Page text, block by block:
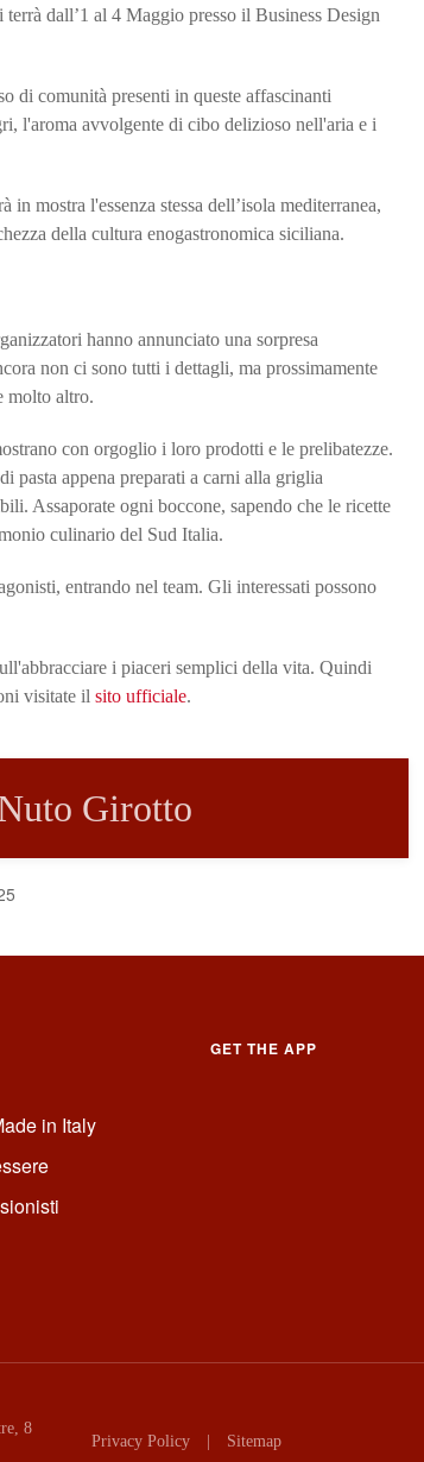
dall’1 al 4 Maggio presso il Business Design
di comunità presenti in queste affascinanti
l'aroma avvolgente di cibo delizioso nell'aria e i
mostra l'essenza stessa dell’isola mediterranea,
della cultura enogastronomica siciliana.
hanno annunciato una sorpresa
non ci sono tutti i dettagli, ma prossimamente
molto altro.
con orgoglio i loro prodotti e le prelibatezze.
pasta appena preparati a carni alla griglia
Assaporate ogni boccone, sapendo che le ricette
culinario del Sud Italia.
entrando nel team. Gli interessati possono
i piaceri semplici della vita. Quindi
visitate il sito ufficiale.
Girotto
in Italy
GET THE APP
8
Privacy Policy Sitemap